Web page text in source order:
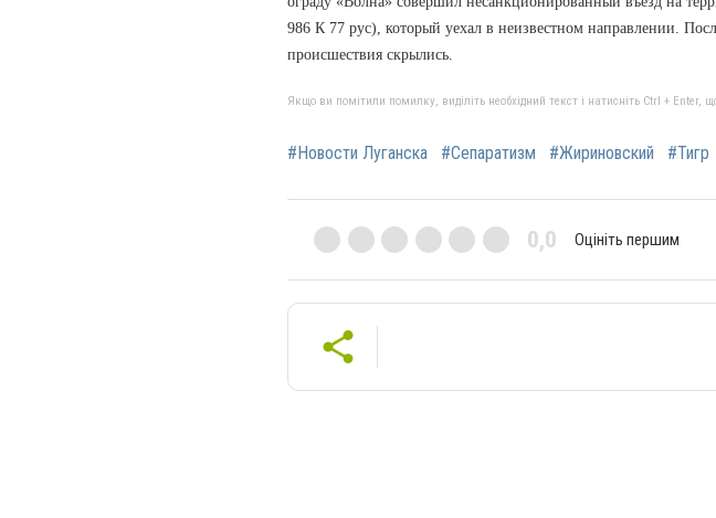
986 К 77 рус), который уехал в неизвестном направлении.
происшествия скрылись.
Якщо ви помітили помилку, виділіть необхідний текст і натисніть Ctrl + Enter,
#Новости Луганска #Сепаратизм #Жириновский #Тигр
0,0 Оцініть першим